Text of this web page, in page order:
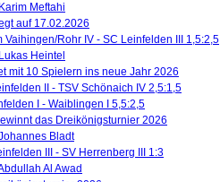
Meftahi
auf 17.02.2026
Vaihingen/Rohr IV - SC Leinfelden III 1,5:2,5
Heintel
mit 10 Spielern ins neue Jahr 2026
II - TSV Schönaich IV 2,5:1,5
I - Waiblingen I 5,5:2,5
das Dreikönigsturnier 2026
Bladt
III - SV Herrenberg III 1:3
Al Awad